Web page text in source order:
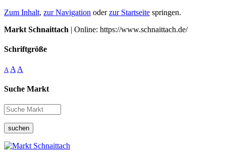
Zum Inhalt, zur Navigation oderzur Startseite springen.
Markt Schnaittach | Online: https://www.schnaittach.de/
Schriftgröße
A A A
Suche Markt
suchen